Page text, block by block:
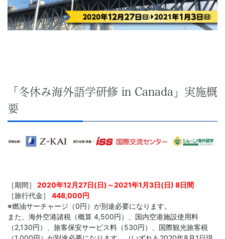
こ
や
が
て、
力
以
「冬休み海外語学研修 in Canada」実施概
要
［期間］
2020年12月27日(日)～2021年1月3日(日) 8日間
［旅行代金］ 448,000円
※燃油サーチャージ（0円）が別途必要になります。
また、海外空港諸税（概算 4,500円）、国内空港施設使用料
（2,130円）、旅客保安サービス料（530円）、国際観光旅客税